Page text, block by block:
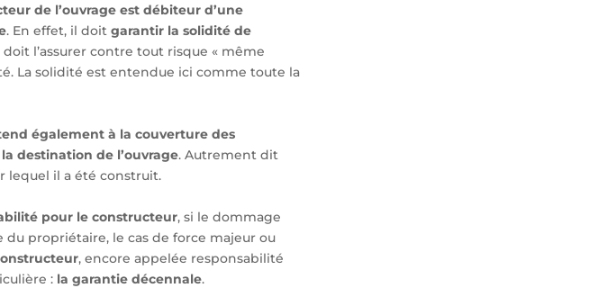
de l’ouvrage est débiteur d’une
. En effet, il doit garantir la solidité de
l’assurer contre tout risque « même
La solidité est entendue ici comme toute la
également à la couverture des
destination de l’ouvrage. Autrement dit
lequel il a été construit.
pour le constructeur, si le dommage
du propriétaire, le cas de force majeur ou
, encore appelée responsabilité
: la garantie décennale.